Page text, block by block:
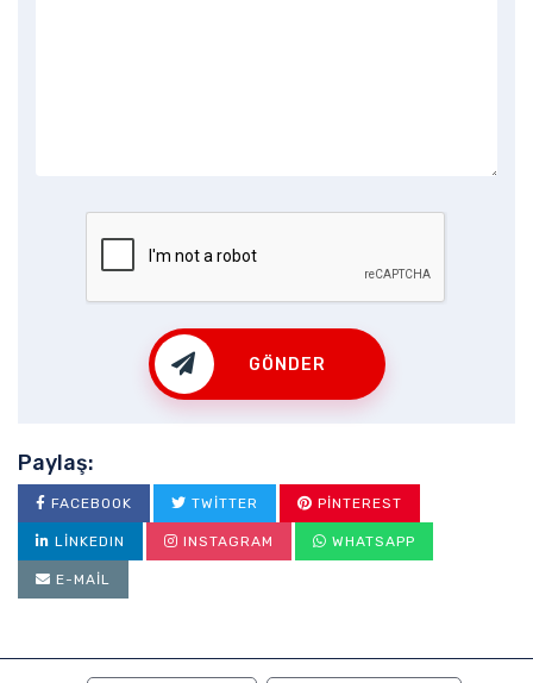
GÖNDER
Paylaş:
FACEBOOK TWITTER PINTEREST
LINKEDIN INSTAGRAM WHATSAPP
E-MAIL